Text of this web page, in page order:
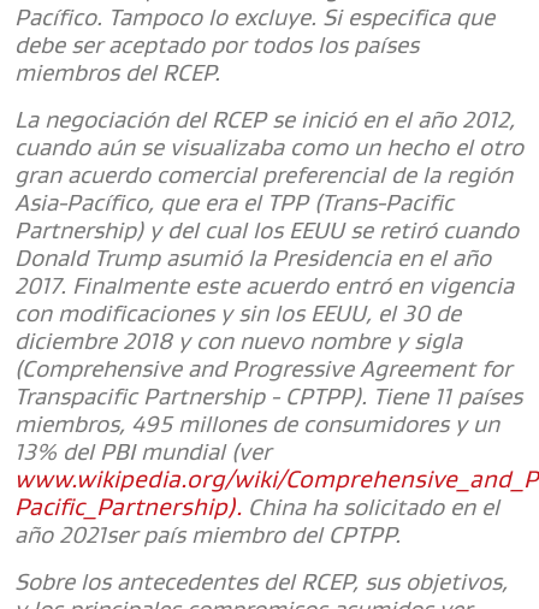
Pacífico. Tampoco lo excluye. Si especifica que
debe ser aceptado por todos los países
miembros del RCEP.
La negociación del RCEP se inició en el año 2012,
cuando aún se visualizaba como un hecho el otro
gran acuerdo comercial preferencial de la región
Asia-Pacífico, que era el TPP (Trans-Pacific
Partnership) y del cual los EEUU se retiró cuando
Donald Trump asumió la Presidencia en el año
2017. Finalmente este acuerdo entró en vigencia
con modificaciones y sin los EEUU, el 30 de
diciembre 2018 y con nuevo nombre y sigla
(Comprehensive and Progressive Agreement for
Transpacific Partnership - CPTPP). Tiene 11 países
miembros, 495 millones de consumidores y un
13% del PBI mundial (ver
www.wikipedia.org/wiki/
Pacific_Partnership). China ha solicitado en el
año 2021ser país miembro del CPTPP.
Sobre los antecedentes del RCEP, sus objetivos,